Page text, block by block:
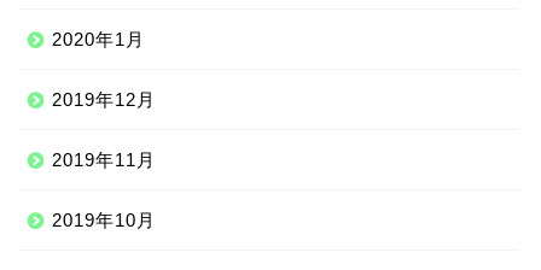
2020年1月
2019年12月
2019年11月
2019年10月